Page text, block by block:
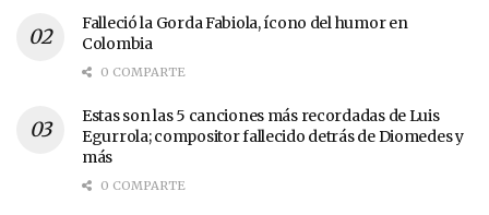
Falleció la Gorda Fabiola, ícono del humor en
Colombia
0 COMPARTE
Estas son las 5 canciones más recordadas de Luis
Egurrola; compositor fallecido detrás de Diomedes y
más
0 COMPARTE